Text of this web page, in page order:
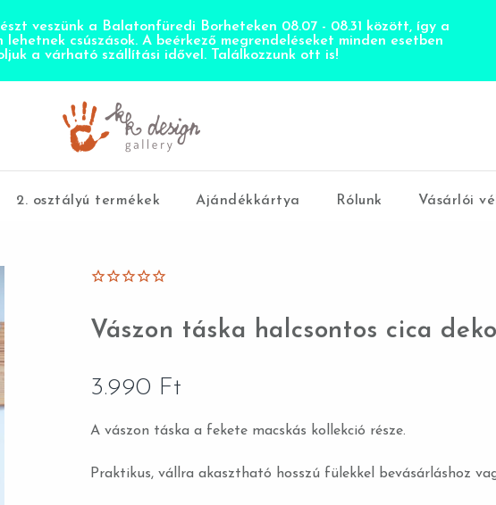
veszünk a Balatonfüredi Borheteken 08.07 - 08.31 között, így a
lehetnek csúszások. A beérkező megrendeléseket minden esetben
a várható szállítási idővel. Találkozzunk ott is!
2. osztályú termékek Ajándékkártya Rólunk Vásárlói
Vászon táska halcsontos cica
3.990 Ft
A vászon táska a fekete macskás kollekció része.
Praktikus, vállra akasztható hosszú fülekkel bevásárláshoz